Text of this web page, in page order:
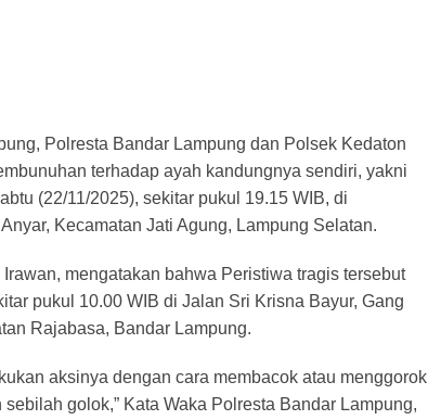
Polresta Bandar Lampung dan Polsek Kedaton
terhadap ayah kandungnya sendiri, yakni
(22/11/2025), sekitar pukul 19.15 WIB, di
Kecamatan Jati Agung, Lampung Selatan.
mengatakan bahwa Peristiwa tragis tersebut
pukul 10.00 WIB di Jalan Sri Krisna Bayur, Gang
Rajabasa, Bandar Lampung.
aksinya dengan cara membacok atau menggorok
golok,” Kata Waka Polresta Bandar Lampung,